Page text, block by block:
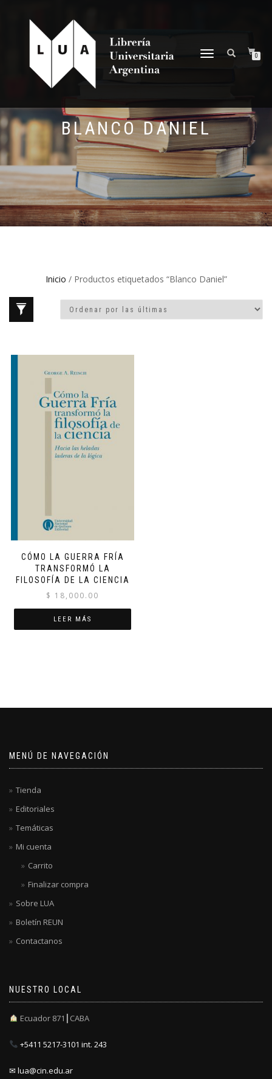
NAVEGACIÓN
0
BLANCO DANIEL
Inicio / Productos etiquetados “Blanco Daniel”
CÓMO LA GUERRA FRÍA
TRANSFORMÓ LA
FILOSOFÍA DE LA CIENCIA
$ 18,000.00
LEER MÁS
MENÚ DE NAVEGACIÓN
Tienda
Editoriales
Temáticas
Mi cuenta
Carrito
Finalizar compra
Sobre LUA
Boletín REUN
Contactanos
NUESTRO LOCAL
Ecuador 871┃CABA
+5411 5217-3101 int. 243
✉ lua@cin.edu.ar